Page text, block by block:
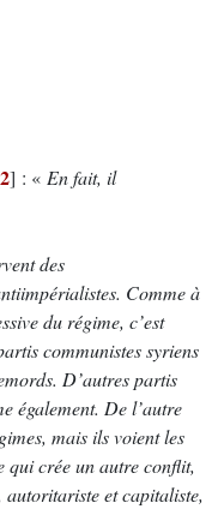
2] : « En fait, il
des
Comme à
du régime, c’est
communistes syriens
D’autres partis
également. De l’autre
mais ils voient les
qui crée un autre conflit,
et capitaliste,